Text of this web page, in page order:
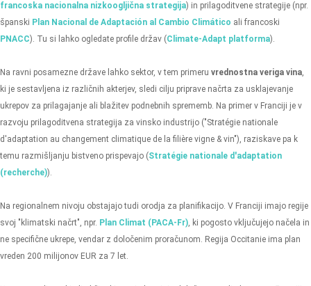
francoska nacionalna nizkoogljična strategija) in prilagoditvene strategije (npr.
španski Plan Nacional de Adaptación al Cambio Climático ali francoski
PNACC). Tu si lahko ogledate profile držav (Climate-Adapt platforma).
Na ravni posamezne države lahko sektor, v tem primeru vrednostna veriga vina,
ki je sestavljena iz različnih akterjev, sledi cilju priprave načrta za usklajevanje
ukrepov za prilagajanje ali blažitev podnebnih sprememb. Na primer v Franciji je v
razvoju prilagoditvena strategija za vinsko industrijo ("Stratégie nationale
d'adaptation au changement climatique de la filière vigne & vin"), raziskave pa k
temu razmišljanju bistveno prispevajo (Stratégie nationale d'adaptation
(recherche)).
Na regionalnem nivoju obstajajo tudi orodja za planifikacijo. V Franciji imajo regije
svoj "klimatski načrt", npr. Plan Climat (PACA-Fr), ki pogosto vključujejo načela in
ne specifične ukrepe, vendar z določenim proračunom. Regija Occitanie ima plan
vreden 200 milijonov EUR za 7 let.